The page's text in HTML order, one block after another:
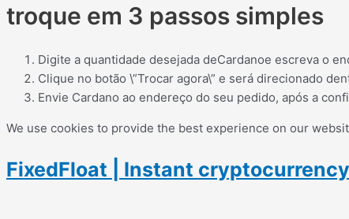
troque em 3 passos simples
Digite a quantidade desejada deCardanoe escreva o
Clique no botão \”Trocar agora\” e será direcionado
Envie Cardano ao endereço do seu pedido, após a
We use cookies to provide the best experience on our
FixedFloat | Instant